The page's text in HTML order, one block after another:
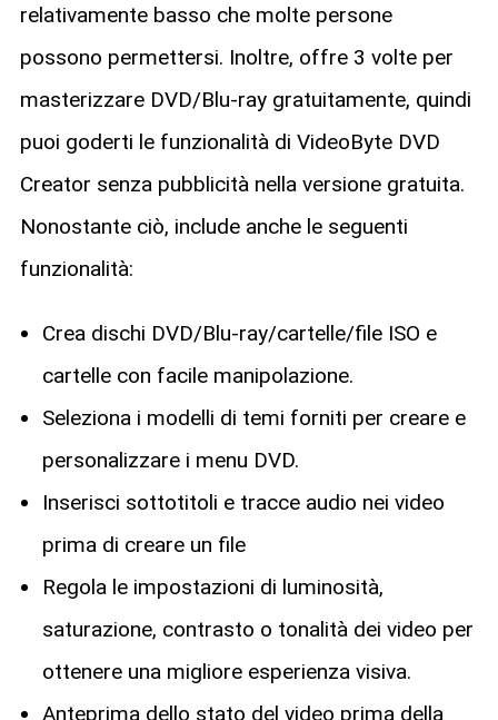
relativamente basso che molte persone
possono permettersi. Inoltre, offre 3 volte per
masterizzare DVD/Blu-ray gratuitamente, quindi
puoi goderti le funzionalità di VideoByte DVD
Creator senza pubblicità nella versione gratuita.
Nonostante ciò, include anche le seguenti
funzionalità:
Crea dischi DVD/Blu-ray/cartelle/file ISO e
cartelle con facile manipolazione.
Seleziona i modelli di temi forniti per creare e
personalizzare i menu DVD.
Inserisci sottotitoli e tracce audio nei video
prima di creare un file
Regola le impostazioni di luminosità,
saturazione, contrasto o tonalità dei video per
ottenere una migliore esperienza visiva.
Anteprima dello stato del video prima della